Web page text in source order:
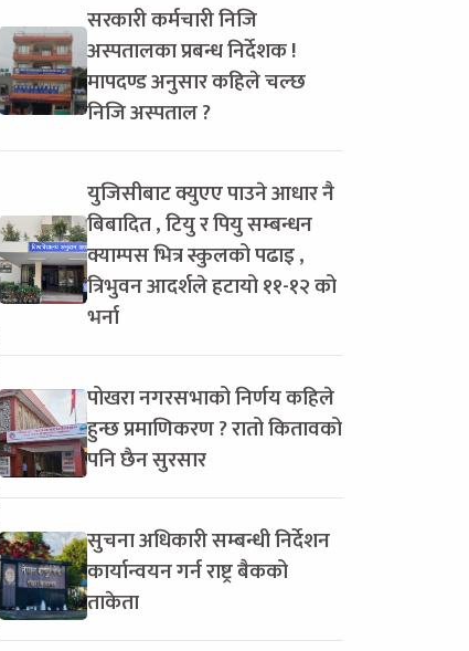
सरकारी कर्मचारी निजि
अस्पतालका प्रबन्ध निर्देशक !
मापदण्ड अनुसार कहिले चल्छ
निजि अस्पताल ?
युजिसीबाट क्युएए पाउने आधार नै
बिबादित , टियु र पियु सम्बन्धन
क्याम्पस भित्र स्कुलको पढाइ ,
त्रिभुवन आदर्शले हटायो ११-१२ को
भर्ना
पोखरा नगरसभाको निर्णय कहिले
हुन्छ प्रमाणिकरण ? रातो कितावको
पनि छैन सुरसार
सुचना अधिकारी सम्बन्धी निर्देशन
कार्यान्वयन गर्न राष्ट्र बैकको
ताकेता